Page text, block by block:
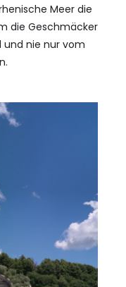
Meer die
die Geschmäcker
und nie nur vom